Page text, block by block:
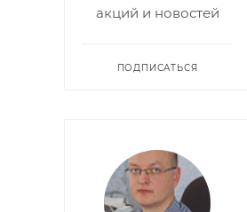
акций и новостей
ПОДПИСАТЬСЯ